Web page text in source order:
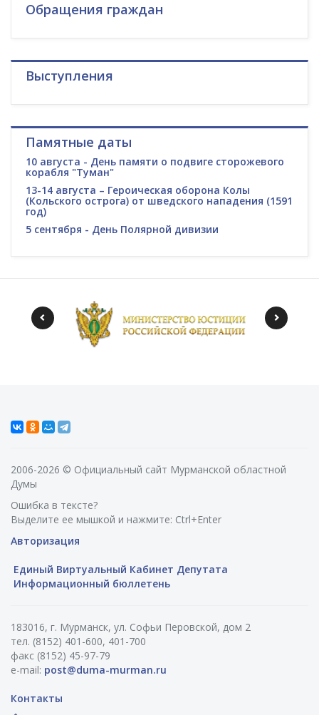
Обращения граждан
Выступления
Памятные даты
10 августа - День памяти о подвиге сторожевого
корабля "Туман"
13-14 августа – Героическая оборона Колы
(Кольского острога) от шведского нападения (1591
год)
5 сентября - День Полярной дивизии
2006-2026 © Официальный сайт Мурманской областной
Думы
Ошибка в тексте?
Выделите ее мышкой и нажмите: Ctrl+Enter
Авторизация
Единый Виртуальный Кабинет Депутата
Информационный бюллетень
183016, г. Мурманск, ул. Софьи Перовской, дом 2
тел. (8152) 401-600, 401-700
факс (8152) 45-97-79
e-mail: post@duma-murman.ru
Контакты